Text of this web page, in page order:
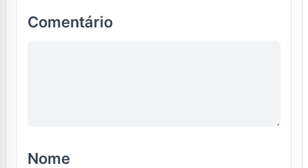
Comentário
Nome